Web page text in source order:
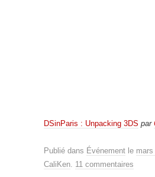
DSinParis : Unpacking 3DS par
Publié dans Événement le mars
CaliKen 11 commentaires